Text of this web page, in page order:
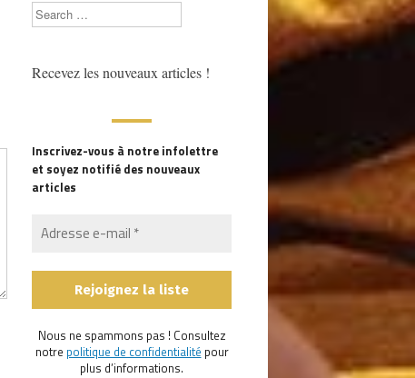
Search
Recevez les nouveaux articles !
Inscrivez-vous à notre infolettre
et soyez notifié des nouveaux
articles
Nous ne spammons pas ! Consultez
notre politique de confidentialité pour
plus d’informations.